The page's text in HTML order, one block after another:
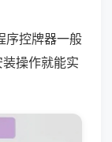
序控牌器一般
操作就能实